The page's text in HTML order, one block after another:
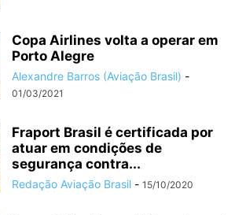
Copa Airlines volta a operar em
Porto Alegre
Alexandre Barros (Aviação Brasil) -
01/03/2021
Fraport Brasil é certificada por
atuar em condições de
segurança contra...
Redação Aviação Brasil - 15/10/2020